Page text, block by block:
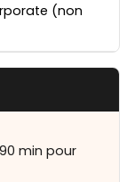
(non
min pour